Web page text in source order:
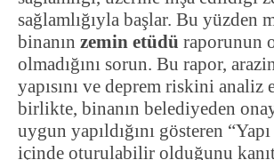
sağlamlığıyla başlar. Bu yüzden
binanın zemin etüdü raporunun
olmadığını sorun. Bu rapor,
yapısını ve deprem riskini analiz
birlikte, binanın belediyeden
uygun yapıldığını gösteren
içinde oturulabilir olduğunu